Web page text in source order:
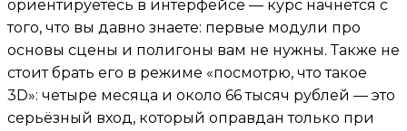
ориентируетесь в интерфейсе — курс начнётся с
того, что вы давно знаете: первые модули про
основы сцены и полигоны вам не нужны. Также не
стоит брать его в режиме «посмотрю, что такое
3D»: четыре месяца и около 66 тысяч рублей — это
серьёзный вход, который оправдан только при